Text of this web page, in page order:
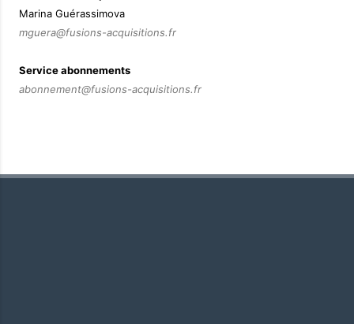
Marina Guérassimova
mguera@fusions-acquisitions.fr
Service abonnements
abonnement@fusions-acquisitions.fr